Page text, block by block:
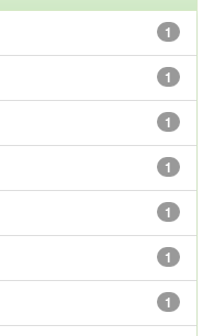
1
1
1
1
1
1
1